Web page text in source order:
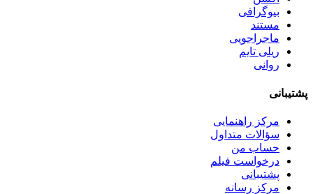
بیوگرافی
مستند
ماجراجویی
ریلی تایم
روانی
پشتیبانی
مرکز راهنمایی
سؤالات متداول
حساب من
درخواست فیلم
پشتیبانی
مرکز رسانه